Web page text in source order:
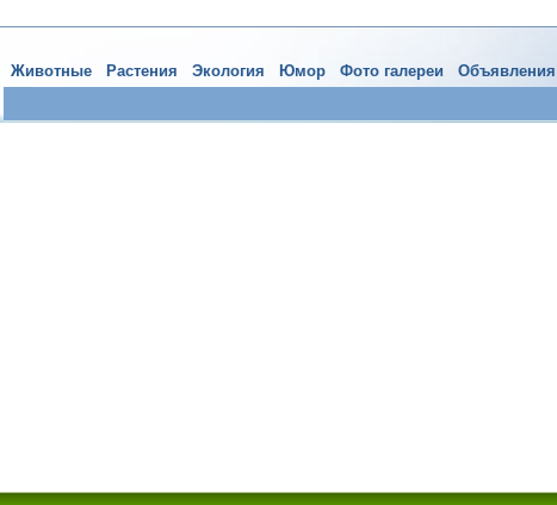
Животные Растения Экология Юмор Фото галереи Объявления